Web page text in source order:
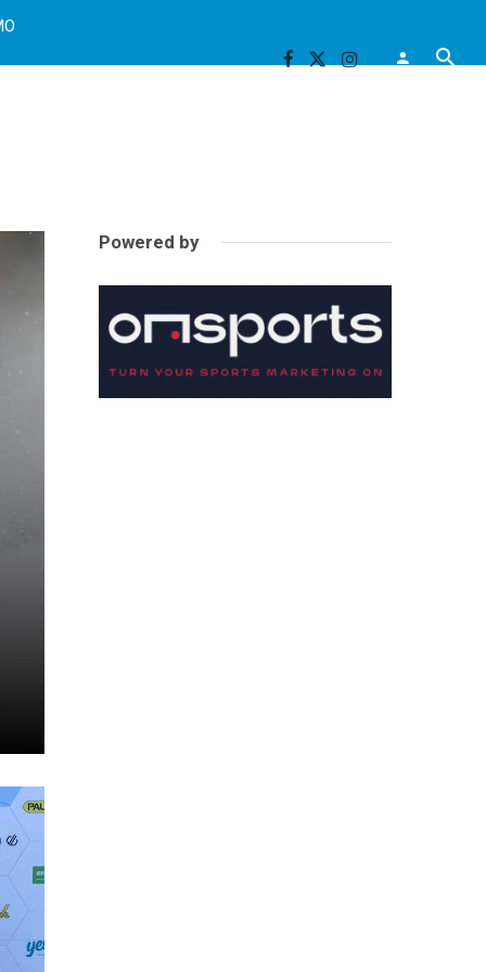
Powered by